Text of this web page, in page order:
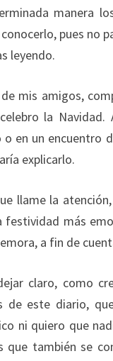
manera
pues no
leyendo.
mis amigos,
la
en un encuentro
explicarlo.
llame la
festividad más
a fin de
claro, como
de este diario,
ni quiero que
que también se